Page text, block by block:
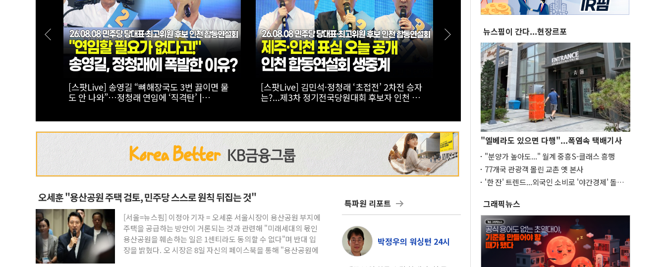
[스팟Live] 김민석 제주 52.64%·인천 45.09%
로 연속 1위…정청래 따돌렸다’ | 26.08.08 더불
[스팟Live] 환호 속 입장해 나란히 ‘찰칵’…서로
‘저격 연설’ 들을 때 후보들 표정은? | 26.08.08
[스팟Live] 김민석 “누가 김민석보다 국정 방향
을 공유했나”…인천서 ‘대체불가’ 외쳤다 |
26.08.08 더불어민주당 당대표·최고위원 후보
인천 합동연설회
오세훈 "용산공원 주택 검토, 민주당 스스로 원칙 뒤집는 것"
[서울=뉴스핌] 이정아 기자 = 오세훈 서울시장이 용산공원 부지에
주택을 공급하는 방안이 거론되는 것과 관련해 "미래세대의 몫인
용산공원을 훼손하는 일은 1센티라도 동의할 수 없다"며 반대 입
장을 밝혔다. 오 시장은 8일 자신의 페이스북을 통해 "용산공원에
특파원 리포트
박정우의 워싱턴 24시
뉴스핌이 간다...현장르포
"엘베라도 있으면 다행"...폭염속 택배기사
"분양가 높아도..." 월계 중흥S-클래스 흥행
77개국 관광객 몰린 교촌 옛 본사
'한 잔' 트렌드...외국인 소비로 '야간경제' 돌파
그래픽뉴스